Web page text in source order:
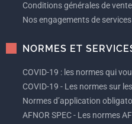
Conditions générales de vente
Nos engagements de services
NORMES ET
COVID-19 : les normes qui
COVID-19 - Les normes sur
Normes d’application
AFNOR SPEC - Les normes